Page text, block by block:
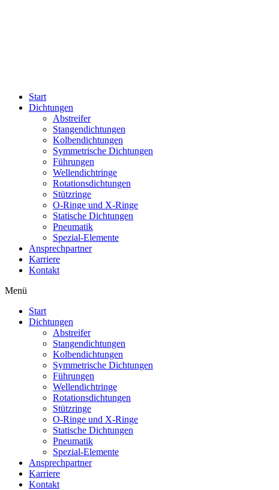
Start
Dichtungen
Abstreifer
Stangendichtungen
Kolbendichtungen
Symmetrische Dichtungen
Führungen
Wellendichtringe
Rotationsdichtungen
Stützringe
O-Ringe und X-Ringe
Statische Dichtungen
Pneumatik
Spezial-Elemente
Ansprechpartner
Karriere
Kontakt
Menü
Start
Dichtungen
Abstreifer
Stangendichtungen
Kolbendichtungen
Symmetrische Dichtungen
Führungen
Wellendichtringe
Rotationsdichtungen
Stützringe
O-Ringe und X-Ringe
Statische Dichtungen
Pneumatik
Spezial-Elemente
Ansprechpartner
Karriere
Kontakt